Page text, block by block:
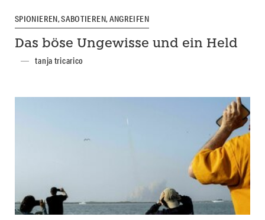
SPIONIEREN, SABOTIEREN, ANGREIFEN
Das böse Ungewisse und ein Held
tanja tricarico